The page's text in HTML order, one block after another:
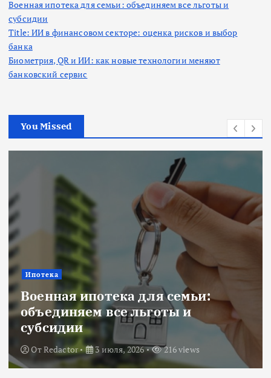
Военная ипотека для семьи: объединяем все льготы и
субсидии
Title: ИИ в финансовом секторе: оценка рисков и выбор
банка
Биометрия, QR и ИИ: как новые технологии меняют
банковский сервис
You Missed
Ипотека
Военная ипотека для семьи:
объединяем все льготы и
субсидии
ОтRedactor 3 июля, 2026 216 views